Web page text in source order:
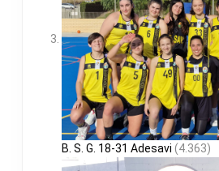
B. S. G. 18-31 Adesavi (4.363)